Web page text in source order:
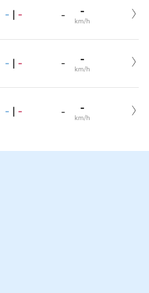
- | - - -
km/h
- | - - -
km/h
- | - - -
km/h